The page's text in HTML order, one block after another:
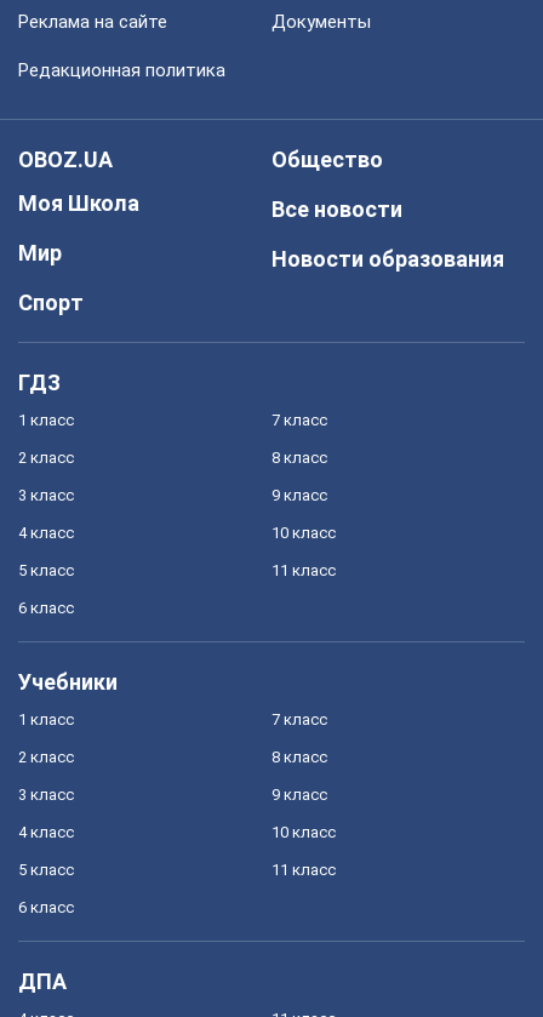
Реклама на сайте Документы
Редакционная политика
OBOZ.UA
Моя Школа
Мир
Спорт
Общество
Все новости
Новости образования
ГДЗ
1 класс
2 класс
3 класс
4 класс
5 класс
6 класс
7 класс
8 класс
9 класс
10 класс
11 класс
Учебники
1 класс
2 класс
3 класс
4 класс
5 класс
6 класс
7 класс
8 класс
9 класс
10 класс
11 класс
ДПА